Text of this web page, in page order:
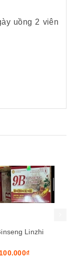
uồng 2 viên
Linzhi
100.000₫